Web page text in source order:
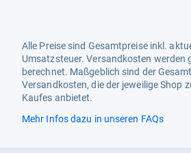
Alle Preise sind Gesamtpreise inkl.
Umsatzsteuer. Versandkosten werden
berechnet. Maßgeblich sind der
Versandkosten, die der jeweilige Shop
Kaufes anbietet.
Mehr Infos dazu in unseren FAQs